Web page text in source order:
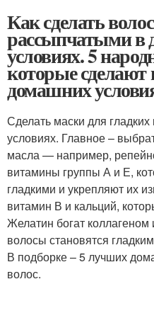
Как сделать
рассыпчатыми в
условиях. 5
которые
домашних
Сделать маски для
условиях. Главное –
масла — например,
витамины группы А и Е,
гладкими и укрепляют их
витамин В и кальций,
Желатин богат
волосы становятся
В подборке – 5 лучших
волос.